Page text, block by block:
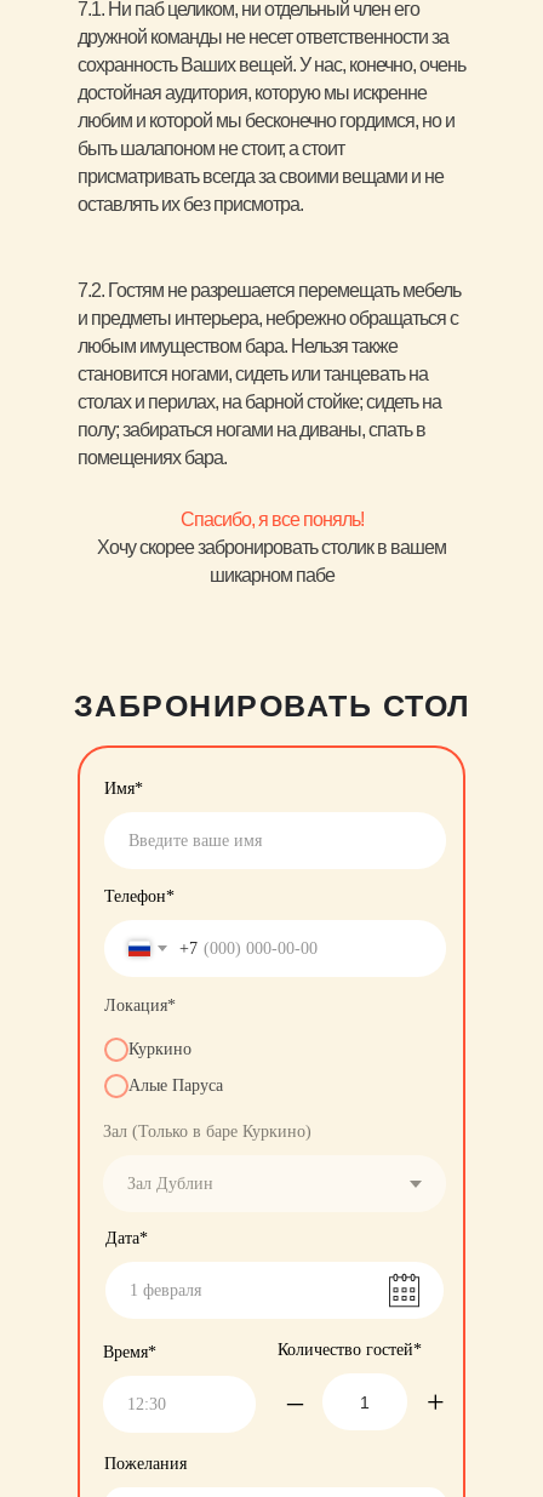
Спасибо, я все поняль!
Хочу скорее забронировать столик в вашем
шикарном пабе
7.2. Гостям не разрешается перемещать мебель
и предметы интерьера, небрежно обращаться с
любым имуществом бара. Нельзя также
становится ногами, сидеть или танцевать на
столах и перилах, на барной стойке; сидеть на
полу; забираться ногами на диваны, спать в
помещениях бара.
7.1. Ни паб целиком, ни отдельный член его
дружной команды не несет ответственности за
сохранность Ваших вещей. У нас, конечно, очень
достойная аудитория, которую мы искренне
любим и которой мы бесконечно гордимся, но и
быть шалапоном не стоит, а стоит
присматривать всегда за своими вещами и не
оставлять их без присмотра.
ЗАБРОНИРОВАТЬ СТОЛ
Имя*
Телефон*
+7
Время* Количество гостей*
– +
Пожелания
Дата*
Зал (Только в баре Куркино)
Локация*
Куркино
Алые Паруса